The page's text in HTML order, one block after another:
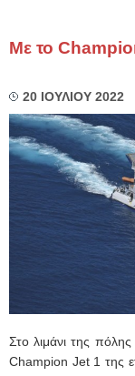
Με το
20 ΙΟΥΛΙΟΥ 2022
Στο λιμάνι της
Champion Jet 1 της